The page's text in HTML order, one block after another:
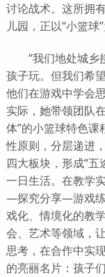
讨论战术。这所拥
儿园，正以“小篮球
“我们地处城乡
孩子玩。但我们希
他们在游戏中学会
实际，她带领团队
体”的小篮球特色
性原则，分层递进
四大板块，形成“
一日生活。在教学
—探究分享—游戏
戏化、情境化的教
会、艺术等领域，
思考，在合作中实
的亮丽名片：孩子